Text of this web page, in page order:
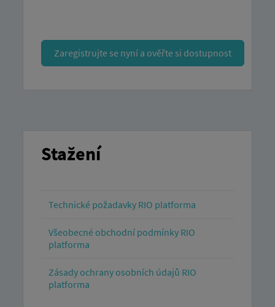
Zaregistrujte se nyní a ověřte si dostupnost
Stažení
Technické požadavky RIO platforma
Všeobecné obchodní podmínky RIO
platforma
Zásady ochrany osobních údajů RIO
platforma